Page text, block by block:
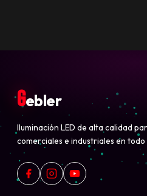
Gebler
Iluminación LED de alta calidad
comerciales e industriales en todo